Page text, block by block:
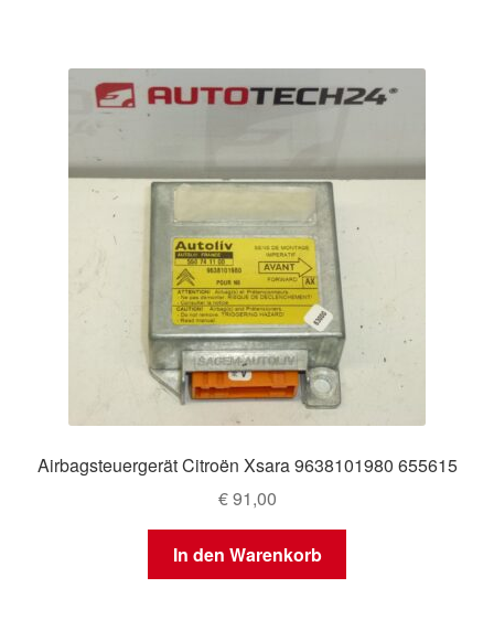
Airbagsteuergerät Citroën Xsara 9638101980 655615
€91,00
In den Warenkorb